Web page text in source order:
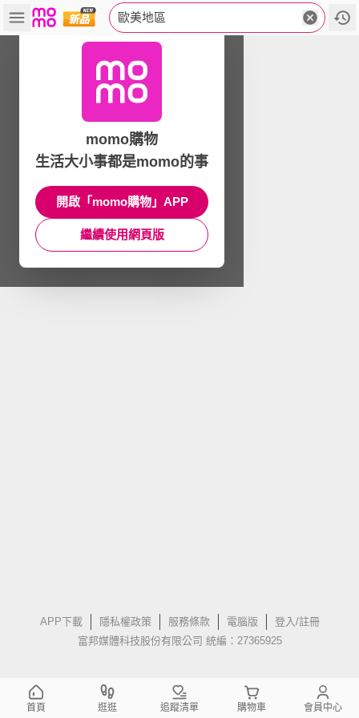
歐美地區
APP下載 隱私權政策 服務條款 電腦版
登入/註冊
富邦媒體科技股份有限公司 統編：27365925
momo購物
生活大小事都是momo的事
開啟「momo購物」APP
繼續使用網頁版
首頁 逛逛 追蹤清單 購物車 會員中心